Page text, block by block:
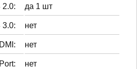
2.0: да 1 шт
3.0: нет
нет
нет